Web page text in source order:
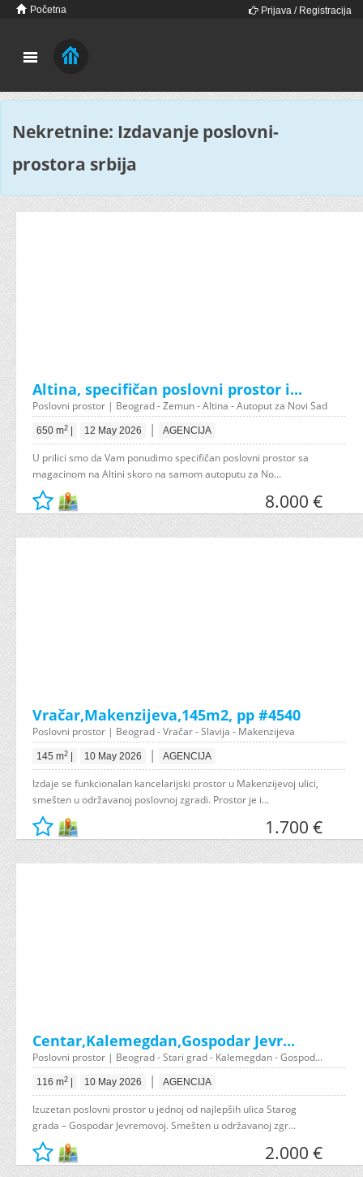
Početna Prijava / Registracija
Nekretnine: Izdavanje poslovni-
prostora srbija
Altina, specifičan poslovni prostor i...
Poslovni prostor | Beograd - Zemun - Altina - Autoput za Novi Sad
650 m2 12 May 2026 | AGENCIJA
U prilici smo da Vam ponudimo specifičan poslovni prostor sa
magacinom na Altini skoro na samom autoputu za No...
8.000 €
Vračar,Makenzijeva,145m2, pp #4540
Poslovni prostor | Beograd - Vračar - Slavija - Makenzijeva
145 m2 10 May 2026 | AGENCIJA
Izdaje se funkcionalan kancelarijski prostor u Makenzijevoj ulici,
smešten u održavanoj poslovnoj zgradi. Prostor je i...
1.700 €
Centar,Kalemegdan,Gospodar Jevr...
Poslovni prostor | Beograd - Stari grad - Kalemegdan - Gospod...
116 m2 10 May 2026 | AGENCIJA
Izuzetan poslovni prostor u jednoj od najlepših ulica Starog
grada – Gospodar Jevremovoj. Smešten u održavanoj zgr...
2.000 €